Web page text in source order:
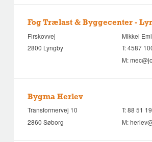
Fog Trælast & Byggecenter -
Firskovvej
2800 Lyngby
Mikkel
T:4587
M:
Bygma Herlev
Transformervej 10
2860 Søborg
T:88 51
M: